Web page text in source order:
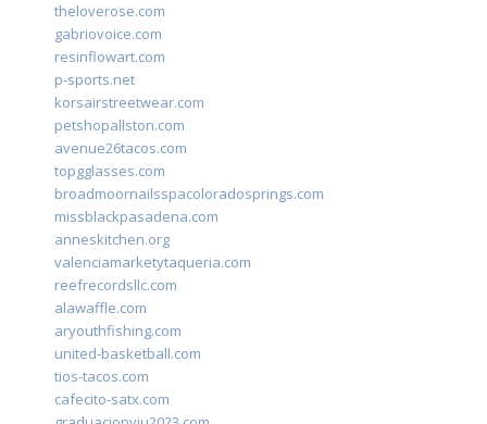
theloverose.com
gabriovoice.com
resinflowart.com
p-sports.net
korsairstreetwear.com
petshopallston.com
avenue26tacos.com
topgglasses.com
broadmoornailsspacoloradosprings.com
missblackpasadena.com
anneskitchen.org
valenciamarketytaqueria.com
reefrecordsllc.com
alawaffle.com
aryouthfishing.com
united-basketball.com
tios-tacos.com
cafecito-satx.com